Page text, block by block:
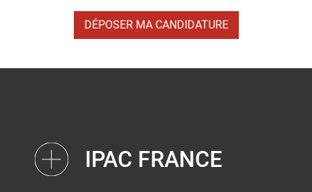
DÉPOSER MA CANDIDATURE
IPAC FRANCE